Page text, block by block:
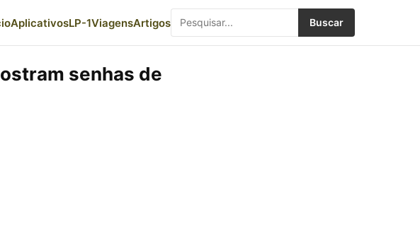
AplicativosLP-1ViagensArtigos Buscar
senhas de